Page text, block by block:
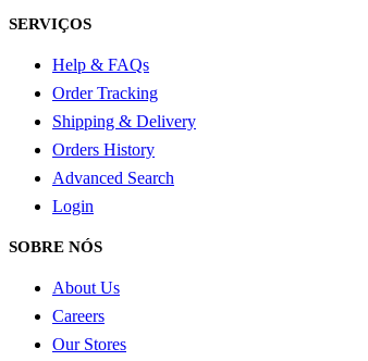
SERVIÇOS
Help & FAQs
Order Tracking
Shipping & Delivery
Orders History
Advanced Search
Login
SOBRE NÓS
About Us
Careers
Our Stores